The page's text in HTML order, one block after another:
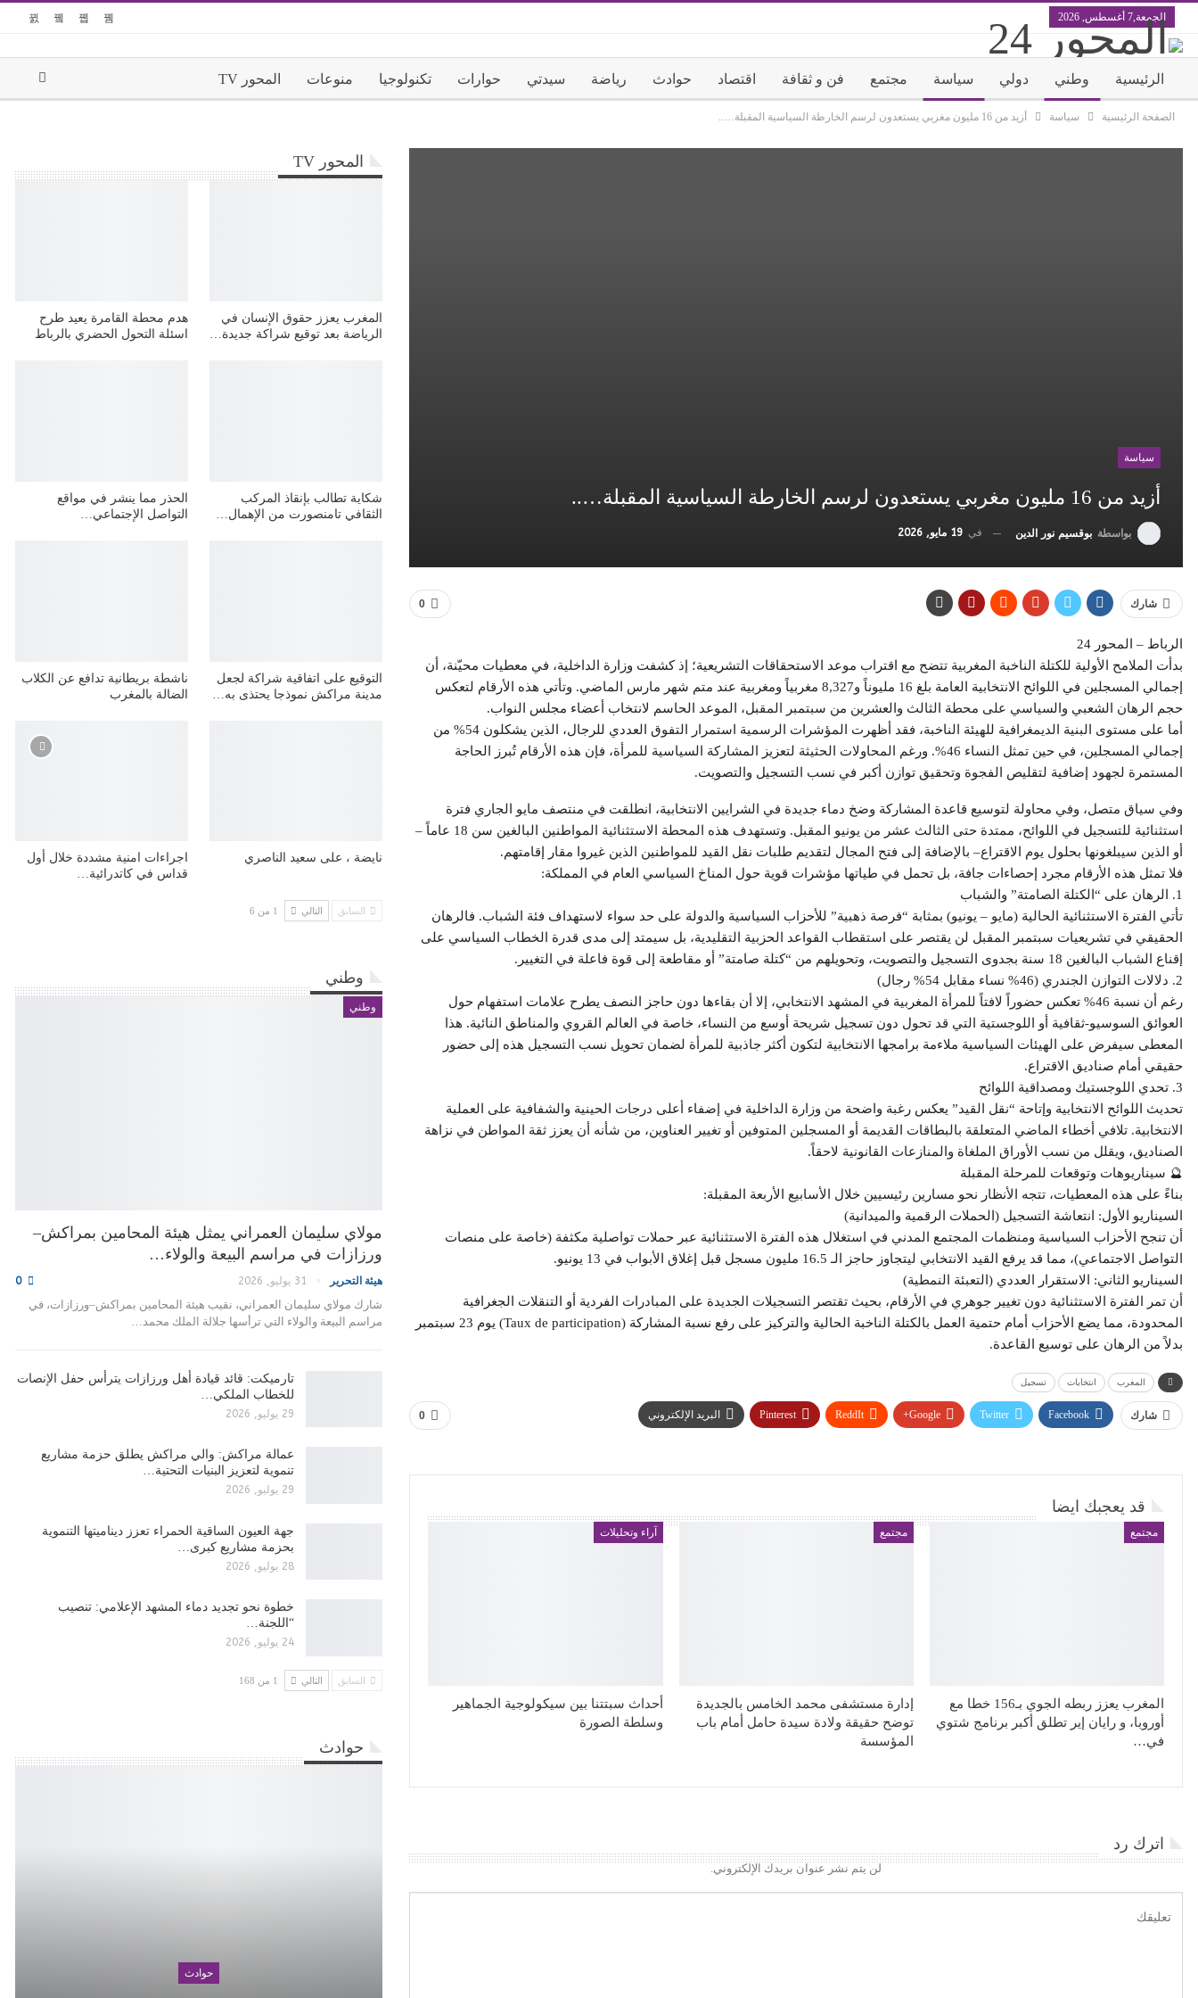
الجمعة,7 أغسطس, 2026
الرئيسية وطني دولي سياسة مجتمع فن و ثقافة اقتصاد حوادث رياضة سيدتي حوارات تكنولوجيا منوعات المحور TV
الصفحة الرئيسية سياسة أزيد من 16 مليون مغربي يستعدون لرسم الخارطة السياسية المقبلة…..
سياسة
أزيد من 16 مليون مغربي يستعدون لرسم الخارطة السياسية المقبلة…..
بواسطة بوقسيم نور الدين في 19 مايو, 2026
0 شارك
​الرباط – المحور 24
​بدأت الملامح الأولية للكتلة الناخبة المغربية تتضح مع اقتراب موعد الاستحقاقات التشريعية؛ إذ كشفت وزارة الداخلية، في معطيات محيّنة، أن
إجمالي المسجلين في اللوائح الانتخابية العامة بلغ 16 مليوناً و8,327 مغربياً ومغربية عند متم شهر مارس الماضي. وتأتي هذه الأرقام لتعكس
حجم الرهان الشعبي والسياسي على محطة الثالث والعشرين من سبتمبر المقبل، الموعد الحاسم لانتخاب أعضاء مجلس النواب.
​أما على مستوى البنية الديمغرافية للهيئة الناخبة، فقد أظهرت المؤشرات الرسمية استمرار التفوق العددي للرجال، الذين يشكلون 54% من
إجمالي المسجلين، في حين تمثل النساء 46%. ورغم المحاولات الحثيثة لتعزيز المشاركة السياسية للمرأة، فإن هذه الأرقام تُبرز الحاجة
المستمرة لجهود إضافية لتقليص الفجوة وتحقيق توازن أكبر في نسب التسجيل والتصويت.
​وفي سياق متصل، وفي محاولة لتوسيع قاعدة المشاركة وضخ دماء جديدة في الشرايين الانتخابية، انطلقت في منتصف مايو الجاري فترة
استثنائية للتسجيل في اللوائح، ممتدة حتى الثالث عشر من يونيو المقبل. وتستهدف هذه المحطة الاستثنائية المواطنين البالغين سن 18 عاماً –
أو الذين سيبلغونها بحلول يوم الاقتراع– بالإضافة إلى فتح المجال لتقديم طلبات نقل القيد للمواطنين الذين غيروا مقار إقامتهم.
ف​لا تمثل هذه الأرقام مجرد إحصاءات جافة، بل تحمل في طياتها مؤشرات قوية حول المناخ السياسي العام في المملكة:
​1. الرهان على “الكتلة الصامتة” والشباب
​تأتي الفترة الاستثنائية الحالية (مايو – يونيو) بمثابة “فرصة ذهبية” للأحزاب السياسية والدولة على حد سواء لاستهداف فئة الشباب. فالرهان
الحقيقي في تشريعيات سبتمبر المقبل لن يقتصر على استقطاب القواعد الحزبية التقليدية، بل سيمتد إلى مدى قدرة الخطاب السياسي على
إقناع الشباب البالغين 18 سنة بجدوى التسجيل والتصويت، وتحويلهم من “كتلة صامتة” أو مقاطعة إلى قوة فاعلة في التغيير.
​2. دلالات التوازن الجندري (46% نساء مقابل 54% رجال)
​رغم أن نسبة 46% تعكس حضوراً لافتاً للمرأة المغربية في المشهد الانتخابي، إلا أن بقاءها دون حاجز النصف يطرح علامات استفهام حول
العوائق السوسيو-ثقافية أو اللوجستية التي قد تحول دون تسجيل شريحة أوسع من النساء، خاصة في العالم القروي والمناطق النائية. هذا
المعطى سيفرض على الهيئات السياسية ملاءمة برامجها الانتخابية لتكون أكثر جاذبية للمرأة لضمان تحويل نسب التسجيل هذه إلى حضور
حقيقي أمام صناديق الاقتراع.
​3. تحدي اللوجستيك ومصداقية اللوائح
​تحديث اللوائح الانتخابية وإتاحة “نقل القيد” يعكس رغبة واضحة من وزارة الداخلية في إضفاء أعلى درجات الحينية والشفافية على العملية
الانتخابية. تلافي أخطاء الماضي المتعلقة بالبطاقات القديمة أو المسجلين المتوفين أو تغيير العناوين، من شأنه أن يعزز ثقة المواطن في نزاهة
الصناديق، ويقلل من نسب الأوراق الملغاة والمنازعات القانونية لاحقاً.
​🔮 سيناريوهات وتوقعات للمرحلة المقبلة
​بناءً على هذه المعطيات، تتجه الأنظار نحو مسارين رئيسيين خلال الأسابيع الأربعة المقبلة:
​السيناريو الأول: انتعاشة التسجيل (الحملات الرقمية والميدانية)
أن تنجح الأحزاب السياسية ومنظمات المجتمع المدني في استغلال هذه الفترة الاستثنائية عبر حملات تواصلية مكثفة (خاصة على منصات
التواصل الاجتماعي)، مما قد يرفع القيد الانتخابي ليتجاوز حاجز الـ 16.5 مليون مسجل قبل إغلاق الأبواب في 13 يونيو.
​السيناريو الثاني: الاستقرار العددي (التعبئة النمطية)
أن تمر الفترة الاستثنائية دون تغيير جوهري في الأرقام، بحيث تقتصر التسجيلات الجديدة على المبادرات الفردية أو التنقلات الجغرافية
المحدودة، مما يضع الأحزاب أمام حتمية العمل بالكتلة الناخبة الحالية والتركيز على رفع نسبة المشاركة (Taux de participation) يوم 23 سبتمبر
بدلاً من الرهان على توسيع القاعدة.
المغرب انتخابات تسجيل
0 شارك Facebook
Twitter
Google+
ReddIt
Pinterest البريد الإلكتروني
قد يعجبك ايضا
مجتمع
المغرب يعزز ربطه الجوي بـ156 خطا مع
أوروبا، و رايان إير تطلق أكبر برنامج شتوي
في…
مجتمع
إدارة مستشفى محمد الخامس بالجديدة
توضح حقيقة ولادة سيدة حامل أمام باب
المؤسسة
آراء وتحليلات
أحداث سبتتنا بين سيكولوجية الجماهير
وسلطة الصورة
اترك رد
لن يتم نشر عنوان بريدك الإلكتروني.
المحور TV
المغرب يعزز حقوق الإنسان في
الرياضة بعد توقيع شراكة جديدة…
هدم محطة القامرة يعيد طرح
اسئلة التحول الحضري بالرباط
شكاية تطالب بإنقاذ المركب
الثقافي تامنصورت من الإهمال…
الحذر مما ينشر في مواقع
التواصل الإجتماعي…
التوقيع على اتفاقية شراكة لجعل
مدينة مراكش نموذجا يحتذى به…
ناشطة بريطانية تدافع عن الكلاب
الضالة بالمغرب
نايضة ، على سعيد الناصري
اجراءات امنية مشددة خلال أول
قداس في كاتدرائية…
السابق التالي 1 من 6
وطني
وطني
مولاي سليمان العمراني يمثل هيئة المحامين بمراكش–
ورزازات في مراسم البيعة والولاء…
هيئة التحرير 31 يوليو, 2026 0
شارك مولاي سليمان العمراني، نقيب هيئة المحامين بمراكش–ورزازات، في
مراسم البيعة والولاء التي ترأسها جلالة الملك محمد…
تارميكت: قائد قيادة أهل ورزازات يترأس حفل الإنصات
للخطاب الملكي…
29 يوليو, 2026
عمالة مراكش: والي مراكش يطلق حزمة مشاريع
تنموية لتعزيز البنيات التحتية…
29 يوليو, 2026
جهة العيون الساقية الحمراء تعزز ديناميتها التنموية
بحزمة مشاريع كبرى…
28 يوليو, 2026
​خطوة نحو تجديد دماء المشهد الإعلامي: تنصيب
“اللجنة…
24 يوليو, 2026
السابق التالي 1 من 168
حوادث
حوادث